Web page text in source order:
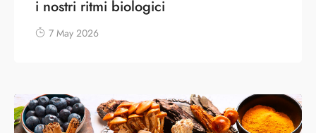
i nostri ritmi biologici
7 May 2026